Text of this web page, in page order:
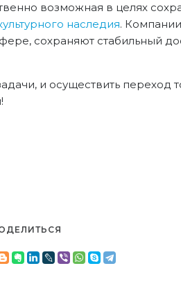
возможная в целях
наследия.
сохраняют стабильный
и осуществить переход